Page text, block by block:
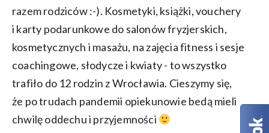
razem rodziców :-). Kosmetyki, książki, vouchery
i karty podarunkowe do salonów fryzjerskich,
kosmetycznych i masażu, na zajęcia fitness i sesje
coachingowe, słodycze i kwiaty - to wszystko
trafiło do 12 rodzin z Wrocławia. Cieszymy się,
że po trudach pandemii opiekunowie bedą mieli
chwilę oddechu i przyjemności